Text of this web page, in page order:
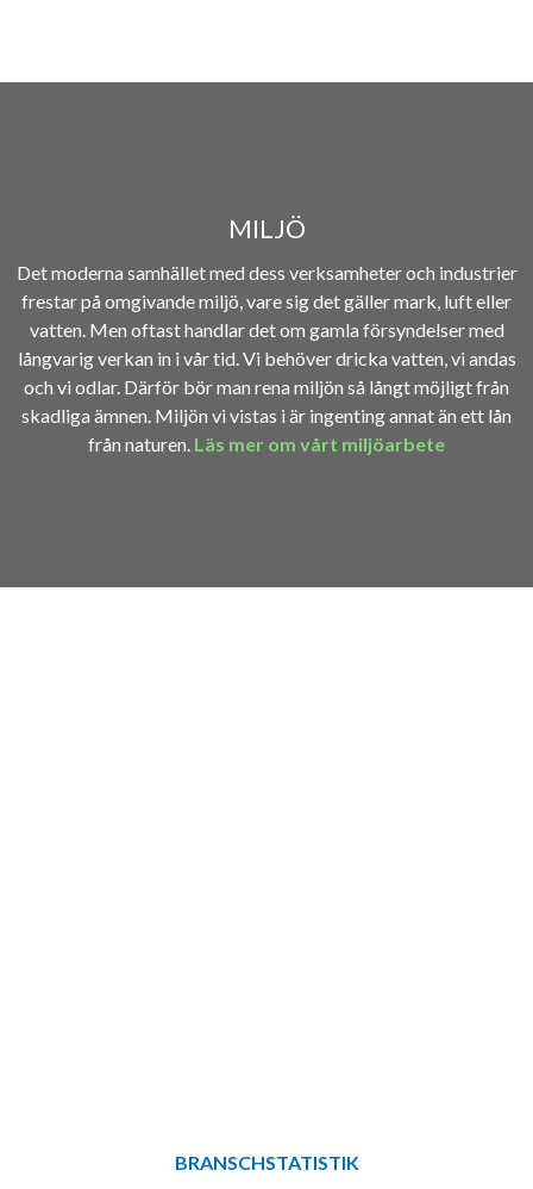
MILJÖ
Det moderna samhället med dess verksamheter och industrier
frestar på omgivande miljö, vare sig det gäller mark, luft eller
vatten. Men oftast handlar det om gamla försyndelser med
långvarig verkan in i vår tid. Vi behöver dricka vatten, vi andas
och vi odlar. Därför bör man rena miljön så långt möjligt från
skadliga ämnen. Miljön vi vistas i är ingenting annat än ett lån
från naturen. Läs mer om vårt miljöarbete
BRANSCHSTATISTIK